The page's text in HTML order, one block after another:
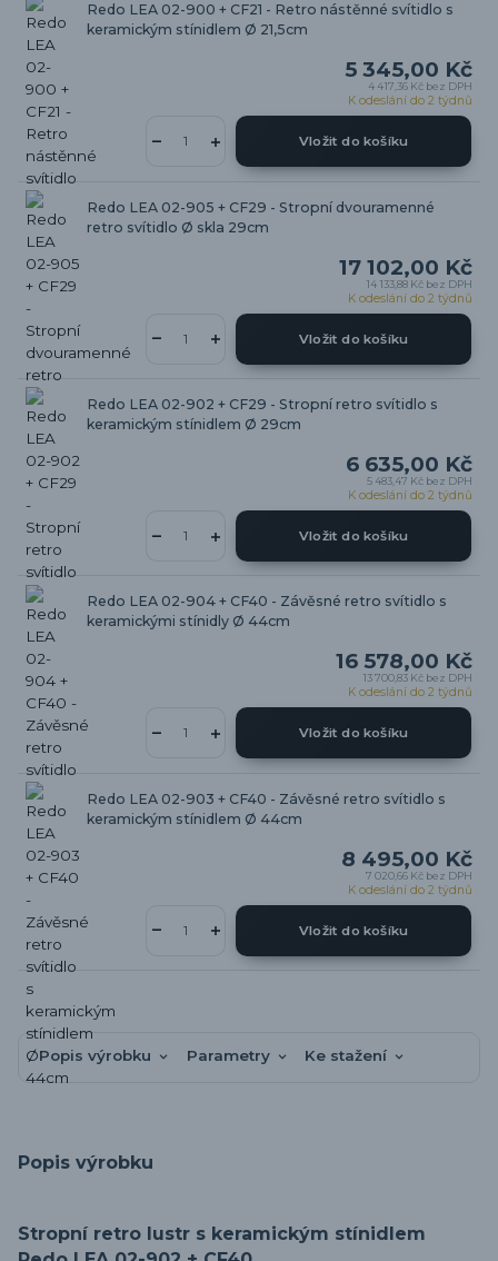
Redo LEA 02-900 + CF21 - Retro nástěnné svítidlo s
keramickým stínidlem Ø 21,5cm
5 345,00 Kč
4 417,36 Kč bez DPH
K odeslání do 2 týdnů
Vložit do košíku
Redo LEA 02-905 + CF29 - Stropní dvouramenné
retro svítidlo Ø skla 29cm
17 102,00 Kč
14 133,88 Kč bez DPH
K odeslání do 2 týdnů
Vložit do košíku
Redo LEA 02-902 + CF29 - Stropní retro svítidlo s
keramickým stínidlem Ø 29cm
6 635,00 Kč
5 483,47 Kč bez DPH
K odeslání do 2 týdnů
Vložit do košíku
Redo LEA 02-904 + CF40 - Závěsné retro svítidlo s
keramickými stínidly Ø 44cm
16 578,00 Kč
13 700,83 Kč bez DPH
K odeslání do 2 týdnů
Vložit do košíku
Redo LEA 02-903 + CF40 - Závěsné retro svítidlo s
keramickým stínidlem Ø 44cm
8 495,00 Kč
7 020,66 Kč bez DPH
K odeslání do 2 týdnů
Vložit do košíku
Popis výrobku Parametry Ke stažení
Popis výrobku
Stropní retro lustr s keramickým stínidlem